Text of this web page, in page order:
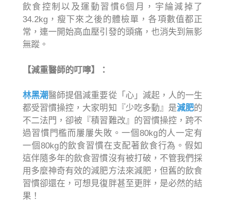
飲食控制以及運動習慣6個月，宇綸減掉了
34.2kg，瘦下來之後的體檢單，各項數值都正
常，連一開始高血壓引發的頭痛，也消失到無影
無蹤。
【減重醫師的叮嚀】：
林黑潮醫師提倡減重要從「心」減起，人的一生
都受習慣操控，大家明知『少吃多動』是減肥的
不二法門，卻被『積習難改』的習慣操控，跨不
過習慣門檻而屢屢失敗。一個80kg的人一定有
一個80kg的飲食習慣在支配著飲食行為。假如
這伴隨多年的飲食習慣沒有被打破，不管我們採
用多麼神奇有效的減肥方法來減肥，但舊的飲食
習慣卻還在，可想見復胖甚至更胖，是必然的結
果！